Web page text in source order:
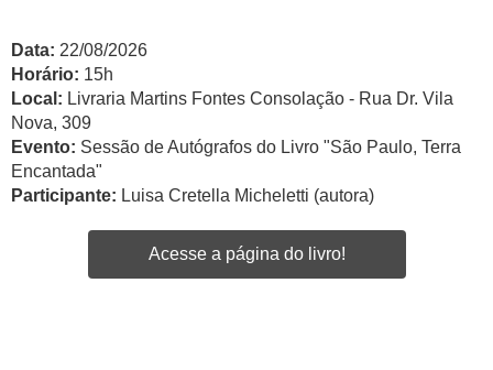
Data: 22/08/2026
Horário: 15h
Local: Livraria Martins Fontes Consolação - Rua Dr. Vila
Nova, 309
Evento: Sessão de Autógrafos do Livro "São Paulo, Terra
Encantada"
Participante: Luisa Cretella Micheletti (autora)
Acesse a página do livro!